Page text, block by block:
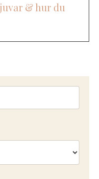
& hur du